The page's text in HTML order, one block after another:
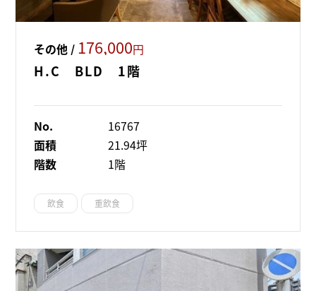
その他 / 176,000円
H.C BLD 1階
No.
16767
面積
21.94坪
階数
1階
飲食 重飲食